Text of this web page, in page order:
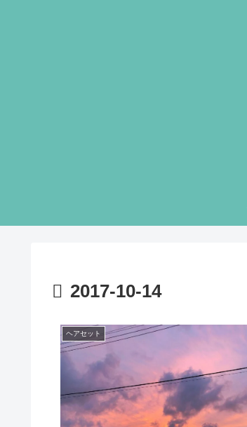
2017-10-14
ヘアセット